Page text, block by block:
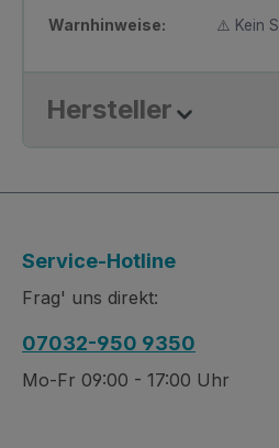
Warnhinweise: ⚠️ Kein
Hersteller
Service-Hotline
Frag' uns direkt:
07032-950 9350
Mo-Fr 09:00 - 17:00 Uhr